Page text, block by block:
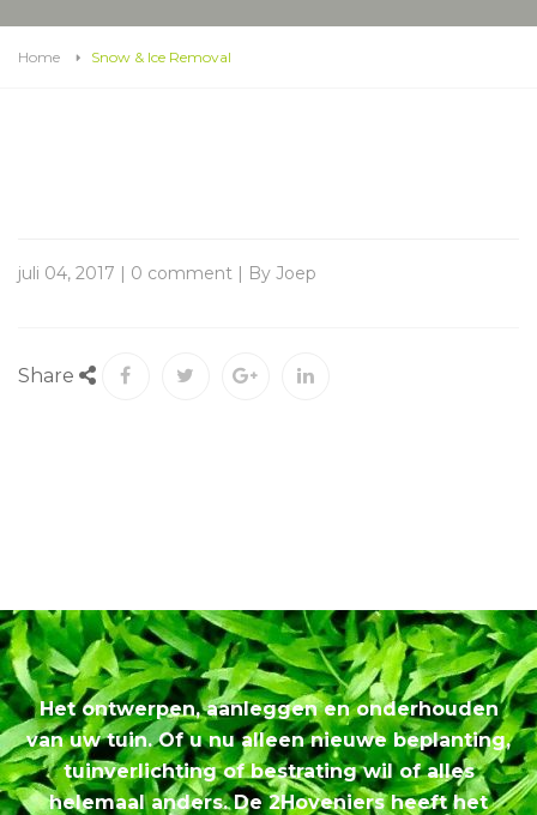
Home Snow & Ice Removal
juli 04, 2017 | 0 comment | By Joep
Share
Het ontwerpen, aanleggen en onderhouden
van uw tuin. Of u nu alleen nieuwe beplanting,
tuinverlichting of bestrating wil of alles
helemaal anders. De 2Hoveniers heeft het